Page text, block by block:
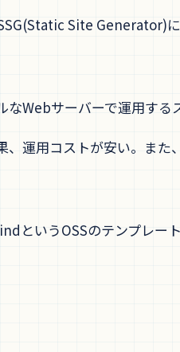
Site Generator)に
Webサーバーで運用する
運用コストが安い。また
というOSSのテンプレー